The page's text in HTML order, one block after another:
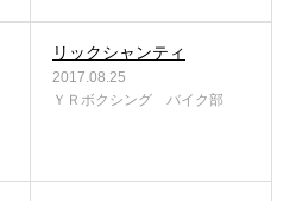
リックシャンティ
2017.08.25
ＹＲボクシング バイク部